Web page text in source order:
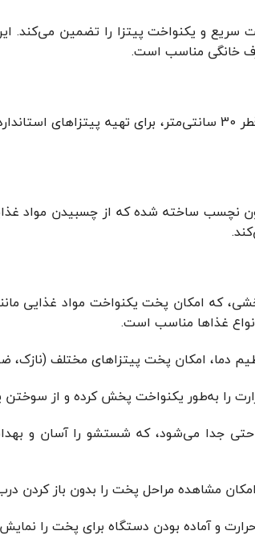
قدرتمند 1200 واتی، پخت سریع و یکنواخت پیتزا را
خانگی مناسب است.
30 سانتی‌متر (12 اینچ): سینی پخت با قطر 30 سانتی‌متر،
ساخته شده که از چسبیدن مواد
که امکان پخت یکنواخت مواد غذایی
غذاها مناسب است.
دما، امکان پخت پیتزاهای مختلف
را به‌طور یکنواخت پخش کرده و از سوختن
جدا می‌شود، که شستشو را آسان و
مشاهده مراحل پخت را بدون باز